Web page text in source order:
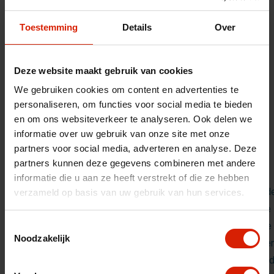
Toestemming Details Over
Deze website maakt gebruik van cookies
We gebruiken cookies om content en advertenties te
personaliseren, om functies voor social media te bieden
en om ons websiteverkeer te analyseren. Ook delen we
informatie over uw gebruik van onze site met onze
partners voor social media, adverteren en analyse. Deze
partners kunnen deze gegevens combineren met andere
informatie die u aan ze heeft verstrekt of die ze hebben
verzameld op basis van uw gebruik van hun services.
Noodzakelijk
Naast haar wendbaarheid, bevat de Let’s Go Indoor ook
voordelen die bewegen binnenshuis makkelijker maken. De
Indoor heeft een dienblad om bijvoorbeeld uw maaltijd
van de keuken naar de tafel of om een bakje koffie te
aan uw gasten. Daarnaast wordt de Let’s Go Indoor